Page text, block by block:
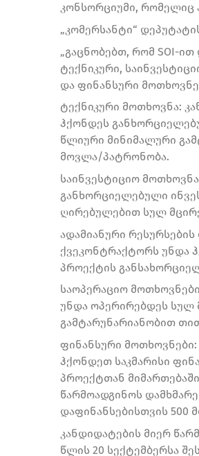
კონსორციუმი, რომელიც
„კომერსანტი“
„გაცნობებთ, რომ SOI-
ტექნიკური,
და ფინანსური
ტექნიკური მოთხოვნა:
ჰქონდეს
წლიური მინიმალური
მოვლა/პატრონობა.
საინვესტიციო
განხორციელებული
ღირებულებით სულ
ადამიანური
ქვეკონტრაქტორს უნდა
პროექტის
საოპერაციო
უნდა ოპერირებდეს სულ
გამტარუნარიანობით
ფინანსური
ჰქონდეთ საკმარისი
პროექტთან
წარმოადგინოს
დაფინანსებისთვის
კანდიდატების მიერ
წლის 20 სექტემბერსა